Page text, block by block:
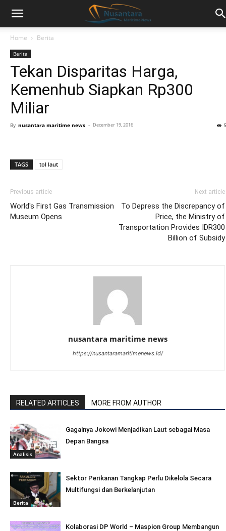
Home Berita
Berita
Tekan Disparitas Harga,
Kemenhub Siapkan Rp300
Miliar
By nusantara maritime news - December 19, 2016
TAGS tol laut
Previous article
World's First Gas Transmission
Museum Opens
Next article
To Depress the Discrepancy of
Price, the Ministry of
Transportation Provides IDR300
Billion of Subsidy
nusantara maritime news
https://nusantaramaritimenews.id/
RELATED ARTICLES MORE FROM AUTHOR
Analisis
Gagalnya Jokowi Menjadikan Laut sebagai Masa
Depan Bangsa
Berita
Sektor Perikanan Tangkap Perlu Dikelola Secara
Multifungsi dan Berkelanjutan
Kolaborasi DP World – Maspion Group Membangun